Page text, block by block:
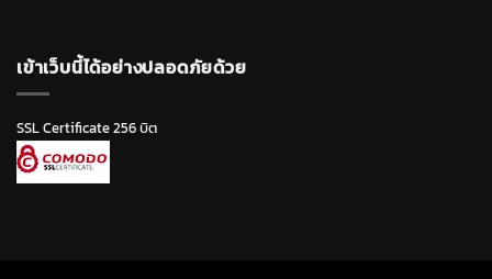
เข้าเว็บนี้ได้อย่างปลอดภัยด้วย
SSL Certificate 256 บิต